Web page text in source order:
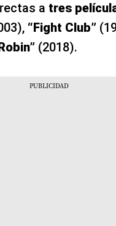
a tres
“Fight Club”
(2018).